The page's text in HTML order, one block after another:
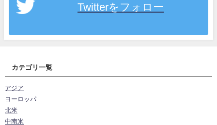
Twitterをフォロー
カテゴリ一覧
アジア
ヨーロッパ
北米
中南米